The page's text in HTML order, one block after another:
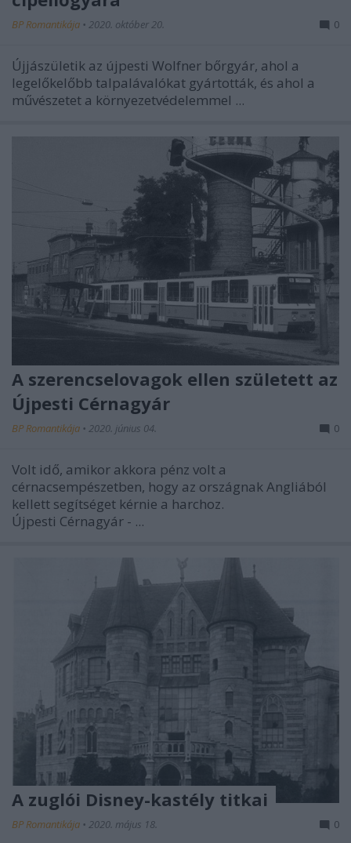
BP Romantikája • 2020. október 20. 0
Újjászületik az újpesti Wolfner bőrgyár, ahol a
legelőkelőbb talpalávalókat gyártották, és ahol a
művészetet a környezetvédelemmel ...
A szerencselovagok ellen született az
Újpesti Cérnagyár
BP Romantikája • 2020. június 04. 0
Volt idő, amikor akkora pénz volt a
cérnacsempészetben, hogy az országnak Angliából
kellett segítséget kérnie a harchoz.
Újpesti Cérnagyár - ...
A zuglói Disney-kastély titkai
BP Romantikája • 2020. május 18. 0